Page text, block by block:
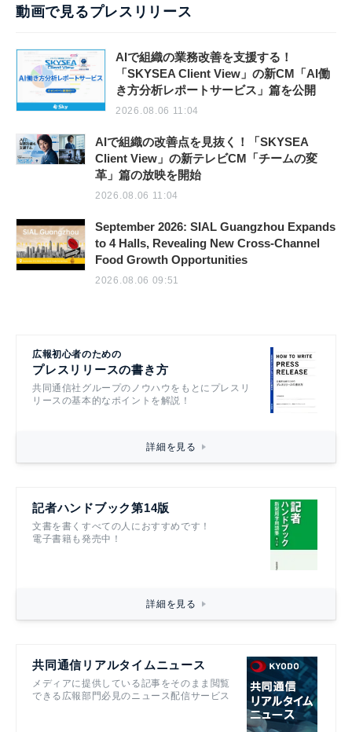
動画で見るプレスリリース
AIで組織の業務改善を支援する！
「SKYSEA Client View」の新CM「AI働
き方分析レポートサービス」篇を公開
2026.08.06 11:04
AIで組織の改善点を見抜く！「SKYSEA
Client View」の新テレビCM「チームの変
革」篇の放映を開始
2026.08.06 11:04
September 2026: SIAL Guangzhou Expands
to 4 Halls, Revealing New Cross-Channel
Food Growth Opportunities
2026.08.06 09:51
広報初心者のための
プレスリリースの書き方
共同通信社グループのノウハウをもとにプレスリ
リースの基本的なポイントを解説！
詳細を見る
記者ハンドブック第14版
文書を書くすべての人におすすめです！
電子書籍も発売中！
詳細を見る
共同通信リアルタイムニュース
メディアに提供している記事をそのまま閲覧
できる広報部門必見のニュース配信サービス